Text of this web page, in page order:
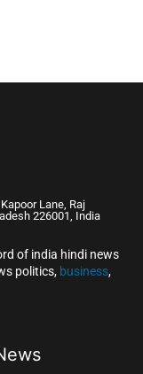
Lane, Raj
226001, India
of india hindi news
politics, business,